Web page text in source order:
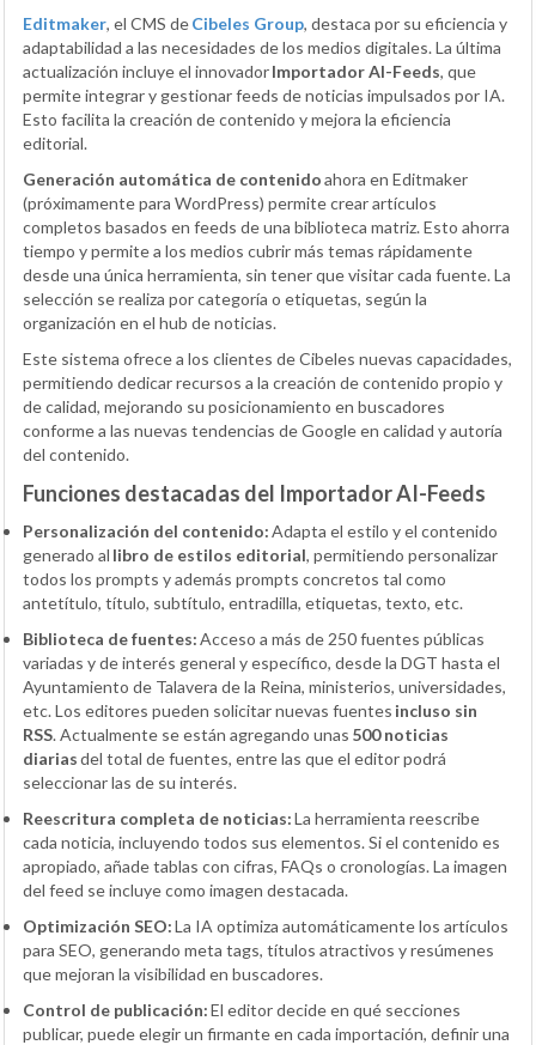
Editmaker, el CMS deCibeles Group, destaca por su eficiencia y
adaptabilidad a las necesidades de los medios digitales. La última
actualización incluye el innovadorImportador AI-Feeds, que
permite integrar y gestionar feeds de noticias impulsados por IA.
Esto facilita la creación de contenido y mejora la eficiencia
editorial.
Generación automática de contenidoahora en Editmaker
(próximamente para WordPress) permite crear artículos
completos basados en feeds de una biblioteca matriz. Esto ahorra
tiempo y permite a los medios cubrir más temas rápidamente
desde una única herramienta, sin tener que visitar cada fuente. La
selección se realiza por categoría o etiquetas, según la
organización en el hub de noticias.
Este sistema ofrece a los clientes de Cibeles nuevas capacidades,
permitiendo dedicar recursos a la creación de contenido propio y
de calidad, mejorando su posicionamiento en buscadores
conforme a las nuevas tendencias de Google en calidad y autoría
del contenido.
Funciones destacadas del Importador AI-Feeds
Personalización del contenido:Adapta el estilo y el contenido
generado al libro de estilos editorial, permitiendo personalizar
todos los prompts y además prompts concretos tal como
antetítulo, título, subtítulo, entradilla, etiquetas, texto, etc.
Biblioteca de fuentes:Acceso a más de 250 fuentes públicas
variadas y de interés general y específico, desde la DGT hasta el
Ayuntamiento de Talavera de la Reina, ministerios, universidades,
etc. Los editores pueden solicitar nuevas fuentes incluso sin
RSS. Actualmente se están agregando unas 500 noticias
diariasdel total de fuentes, entre las que el editor podrá
seleccionar las de su interés.
Reescritura completa de noticias:La herramienta reescribe
cada noticia, incluyendo todos sus elementos. Si el contenido es
apropiado, añade tablas con cifras, FAQs o cronologías. La imagen
del feed se incluye como imagen destacada.
Optimización SEO:La IA optimiza automáticamente los artículos
para SEO, generando meta tags, títulos atractivos y resúmenes
que mejoran la visibilidad en buscadores.
Control de publicación:El editor decide en qué secciones
publicar, puede elegir un firmante en cada importación, definir una